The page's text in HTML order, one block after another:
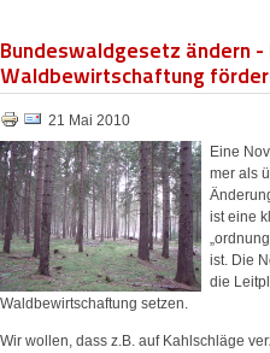
Bundeswaldgesetz ändern -
Waldbewirtschaftung
21 Mai 2010
Eine
mer als
ist eine
ist. Die
die
Waldbewirtschaftung setzen.
Wir wollen, dass z.B. auf Kahlschläge